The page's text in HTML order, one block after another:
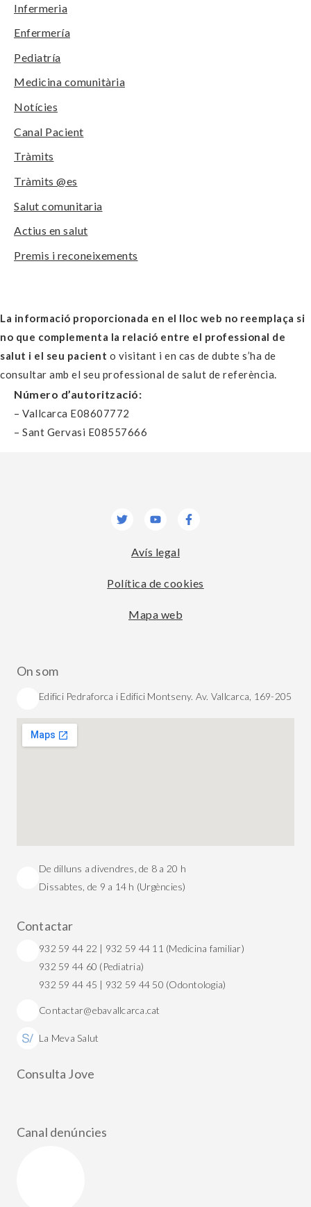
Infermeria
Enfermería
Pediatría
Medicina comunitària
Notícies
Canal Pacient
Tràmits
Tràmits @es
Salut comunitaria
Actius en salut
Premis i reconeixements
La informació proporcionada en el lloc web no reemplaça si
no que complementa la relació entre el professional de
salut i el seu pacient o visitant i en cas de dubte s’ha de
consultar amb el seu professional de salut de referència.
Número d’autorització:
– Vallcarca E08607772
– Sant Gervasi E08557666
f
Avís legal
Política de cookies
Mapa web
On som
Edifici Pedraforca i Edifici Montseny. Av. Vallcarca, 169-205
De dilluns a divendres, de 8 a 20 h
Dissabtes, de 9 a 14 h (Urgències)
Contactar
932 59 44 22 | 932 59 44 11 (Medicina familiar)
932 59 44 60 (Pediatria)
932 59 44 45 | 932 59 44 50 (Odontologia)
Contactar@ebavallcarca.cat
La Meva Salut
Consulta Jove
Canal denúncies